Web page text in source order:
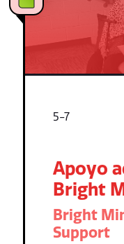
5-7
Apoyo
Bright
Bright
Support